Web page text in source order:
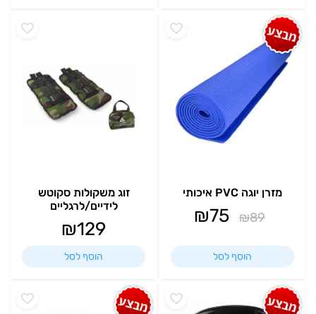
מזרן יוגה PVC איכותי
₪89
₪75
הוסף לסל
זוג משקולות סקוטש
לידיים/לרגליים
₪129
הוסף לסל